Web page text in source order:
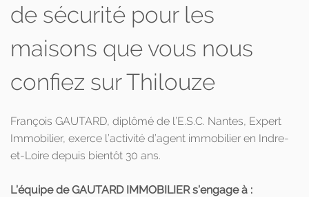
de sécurité pour les
maisons que vous nous
confiez sur Thilouze
François GAUTARD, diplômé de l’E.S.C. Nantes, Expert
Immobilier, exerce l’activité d’agent immobilier en Indre-
et-Loire depuis bientôt 30 ans.
L’équipe de GAUTARD IMMOBILIER s’engage à :